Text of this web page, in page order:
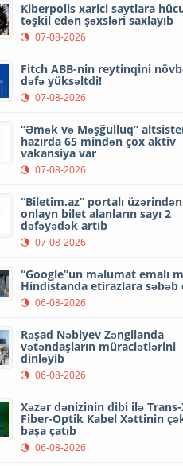
Kiberpolis xarici saytlara
təşkil edən şəxsləri saxlayıb
07-08-2026
Fitch ABB-nin reytinqini
dəfə yüksəltdi!
07-08-2026
“Əmək və Məşğulluq”
hazırda 65 mindən çox aktiv
vakansiya var
07-08-2026
“Biletim.az” portalı üzərindən
onlayn bilet alanların sayı 2
dəfəyədək artıb
07-08-2026
“Google”un məlumat emalı
Hindistanda etirazlara səbəb
06-08-2026
Rəşad Nəbiyev Zəngilanda
vətəndaşların müraciətlərini
dinləyib
06-08-2026
Xəzər dənizinin dibi ilə
Fiber-Optik Kabel Xəttinin
başa çatıb
06-08-2026